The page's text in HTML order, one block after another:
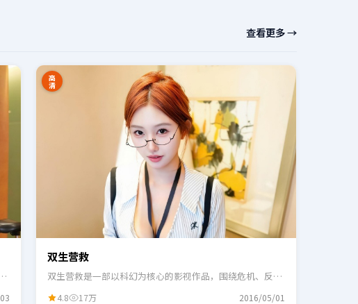
查看更多 →
高
清
双生营救
双生营救是一部以科幻为核心的影视作品，围绕危机、反转
4.8 17万 2016/05/01